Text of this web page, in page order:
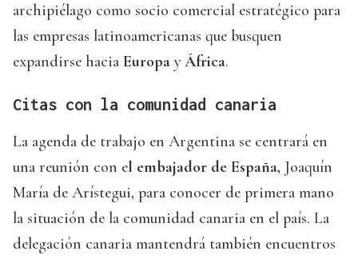
archipiélago como socio comercial estratégico para
las empresas latinoamericanas que busquen
expandirse hacia Europa yÁfrica.
Citas con la comunidad canaria
La agenda de trabajo en Argentina se centrará en
una reunión con el embajador de España, Joaquín
María de Arístegui, para conocer de primera mano
la situación de la comunidad canaria en el país. La
delegación canaria mantendrá también encuentros